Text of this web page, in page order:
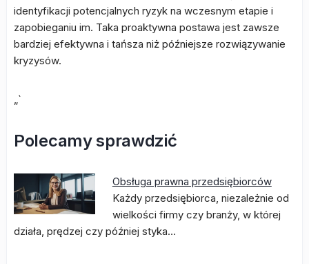
identyfikacji potencjalnych ryzyk na wczesnym etapie i
zapobieganiu im. Taka proaktywna postawa jest zawsze
bardziej efektywna i tańsza niż późniejsze rozwiązywanie
kryzysów.
„`
Polecamy sprawdzić
Obsługa prawna przedsiębiorców
Każdy przedsiębiorca, niezależnie od
wielkości firmy czy branży, w której
działa, prędzej czy później styka…